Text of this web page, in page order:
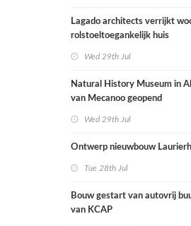
Lagado architects verrijkt
rolstoeltoegankelijk huis
Wed 29th Jul
Natural History Museum in
van Mecanoo geopend
Wed 29th Jul
Ontwerp nieuwbouw
Tue 28th Jul
Bouw gestart van autovrij
van KCAP